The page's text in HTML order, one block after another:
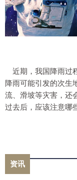
近期，我国降雨过
降雨可能引发的次生
流、滑坡等灾害，还
过去后，应该注意哪
资讯